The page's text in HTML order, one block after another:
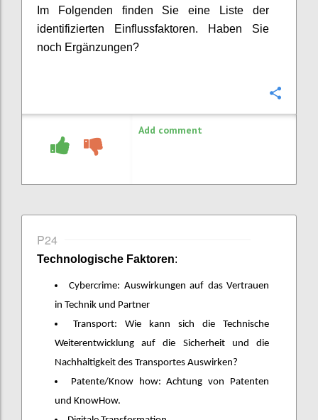
Im Folgenden finden Sie eine Liste der
identifizierten Einflussfaktoren. Haben Sie
noch Ergänzungen?
Add comment
P24
Technologische Faktoren:
Cybercrime: Auswirkungen auf das Vertrauen
in Technik und Partner
Transport: Wie kann sich die Technische
Weiterentwicklung auf die Sicherheit und die
Nachhaltigkeit des Transportes Auswirken?
Patente/Know how: Achtung von Patenten
und KnowHow.